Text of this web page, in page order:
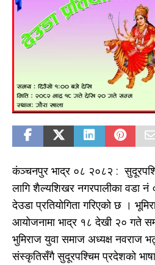
कंञ्चनपुर भाद्र ०८ २०८२ :
लागि शैल्यशिखर नगरपालीका वडा नं
देउडा प्रतियोगिता गरिएको छ ।
आयोजनामा भाद्र १८ देखी २० गते
भुमिराज युवा समाज अध्यक्ष नवराज
संस्कृतिसँगै सुदूरपश्चिम प्रदेशको